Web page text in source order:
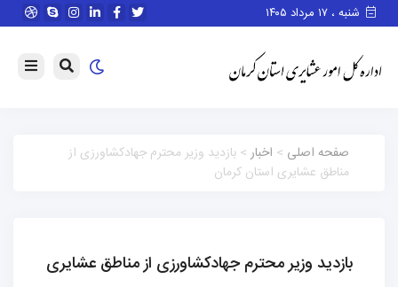
شنبه ، ۱۷ مرداد ۱۴۰۵
صفحه اصلی > اخبار> بازدید وزیر محترم جهادکشاورزی از
مناطق عشایری استان کرمان
بازدید وزیر محترم جهادکشاورزی از مناطق عشایری